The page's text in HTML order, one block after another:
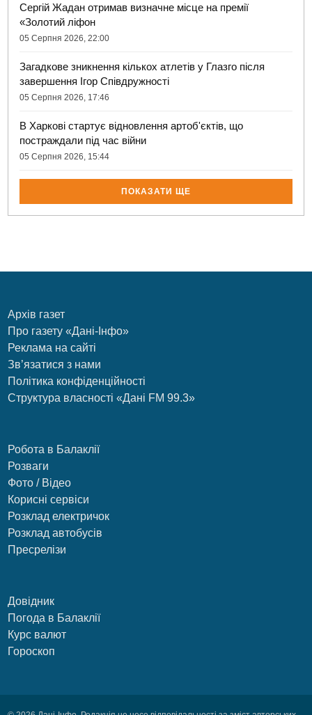
Сергій Жадан отримав визначне місце на премії
«Золотий ліфон
05 Серпня 2026, 22:00
Загадкове зникнення кількох атлетів у Глазго після
завершення Ігор Співдружності
05 Серпня 2026, 17:46
В Харкові стартує відновлення артоб'єктів, що
постраждали під час війни
05 Серпня 2026, 15:44
ПОКАЗАТИ ЩЕ
Архів газет
Про газету «Дані-Інфо»
Реклама на сайті
Зв’язатися з нами
Політика конфіденційності
Структура власності «Дані FM 99.3»
Робота в Балаклії
Розваги
Фото / Відео
Корисні сервіси
Розклад електричок
Розклад автобусів
Пресрелізи
Довідник
Погода в Балаклії
Курс валют
Гороскоп